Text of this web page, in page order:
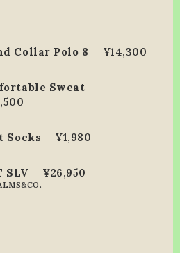
Collar Polo 8 ¥14,300
Sweat
Socks ¥1,980
SLV ¥26,950